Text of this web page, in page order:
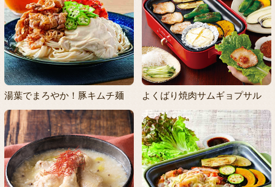
湯葉でまろやか！豚キムチ麺 よくばり焼肉サムギョプサル